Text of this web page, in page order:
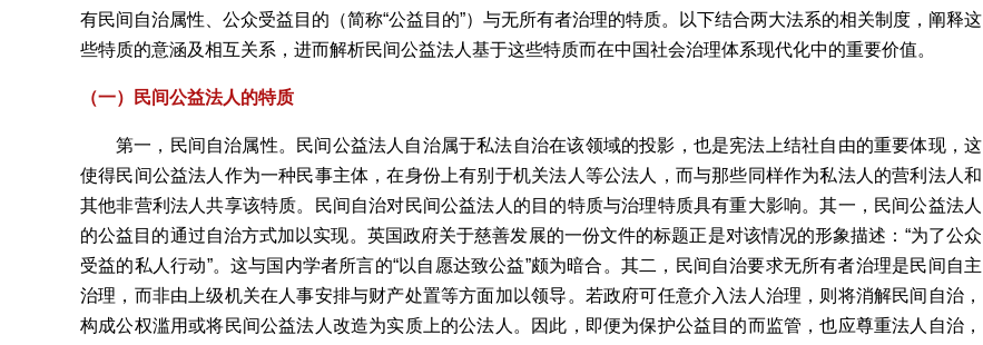
有民间自治属性、公众受益目的（简称“公益目的”）与无所有者治理的特质。以下结合两大法系的相关制度，阐释这
些特质的意涵及相互关系，进而解析民间公益法人基于这些特质而在中国社会治理体系现代化中的重要价值。
（一）民间公益法人的特质
第一，民间自治属性。民间公益法人自治属于私法自治在该领域的投影，也是宪法上结社自由的重要体现，这
使得民间公益法人作为一种民事主体，在身份上有别于机关法人等公法人，而与那些同样作为私法人的营利法人和
其他非营利法人共享该特质。民间自治对民间公益法人的目的特质与治理特质具有重大影响。其一，民间公益法人
的公益目的通过自治方式加以实现。英国政府关于慈善发展的一份文件的标题正是对该情况的形象描述：“为了公众
受益的私人行动”。这与国内学者所言的“以自愿达致公益”颇为暗合。其二，民间自治要求无所有者治理是民间自主
治理，而非由上级机关在人事安排与财产处置等方面加以领导。若政府可任意介入法人治理，则将消解民间自治，
构成公权滥用或将民间公益法人改造为实质上的公法人。因此，即便为保护公益目的而监管，也应尊重法人自治，